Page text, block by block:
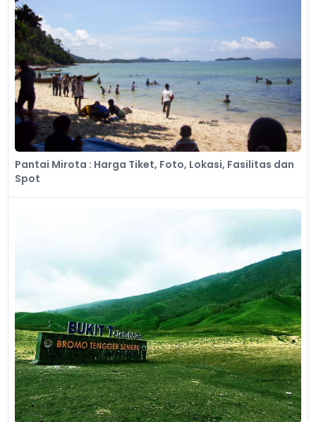
Pantai Mirota : Harga Tiket, Foto, Lokasi, Fasilitas dan
Spot